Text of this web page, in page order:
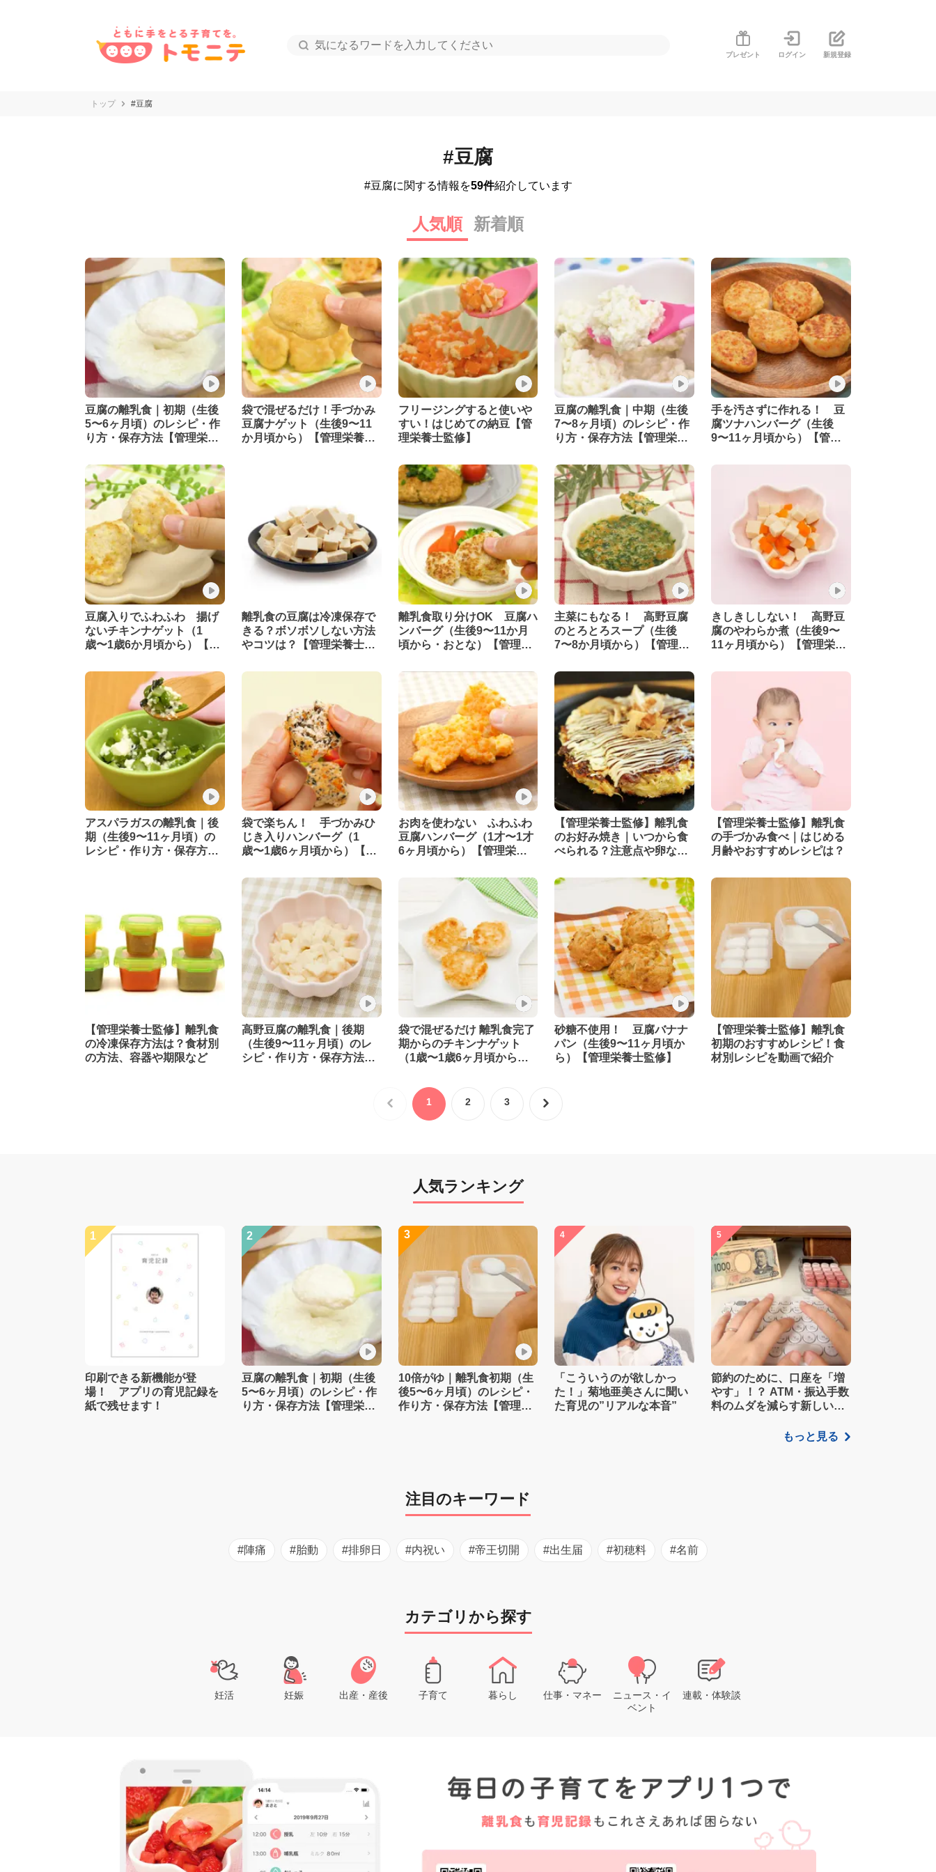
プレゼント ログイン 新規登録
トップ #豆腐
#豆腐
#豆腐に関する情報を59件紹介しています
人気順 新着順
豆腐の離乳食｜初期（生後
5〜6ヶ月頃）のレシピ・作
り方・保存方法【管理栄養
袋で混ぜるだけ！手づかみ
豆腐ナゲット（生後9〜11
か月頃から）【管理栄養士
フリージングすると使いや
すい！はじめての納豆【管
理栄養士監修】
豆腐の離乳食｜中期（生後
7〜8ヶ月頃）のレシピ・作
り方・保存方法【管理栄養
手を汚さずに作れる！ 豆
腐ツナハンバーグ（生後
9〜11ヶ月頃から）【管理
豆腐入りでふわふわ 揚げ
ないチキンナゲット（1
歳〜1歳6か月頃から）【管
離乳食の豆腐は冷凍保存で
きる？ボソボソしない方法
やコツは？【管理栄養士監
離乳食取り分けOK 豆腐ハ
ンバーグ（生後9〜11か月
頃から・おとな）【管理栄
主菜にもなる！ 高野豆腐
のとろとろスープ（生後
7〜8か月頃から）【管理栄
きしきししない！ 高野豆
腐のやわらか煮（生後9〜
11ヶ月頃から）【管理栄養
アスパラガスの離乳食｜後
期（生後9〜11ヶ月頃）の
レシピ・作り方・保存方法
袋で楽ちん！ 手づかみひ
じき入りハンバーグ（1
歳〜1歳6ヶ月頃から）【管
お肉を使わない ふわふわ
豆腐ハンバーグ（1才〜1才
6ヶ月頃から）【管理栄養
【管理栄養士監修】離乳食
のお好み焼き｜いつから食
べられる？注意点や卵なし
【管理栄養士監修】離乳食
の手づかみ食べ｜はじめる
月齢やおすすめレシピは？
【管理栄養士監修】離乳食
の冷凍保存方法は？食材別
の方法、容器や期限など
高野豆腐の離乳食｜後期
（生後9〜11ヶ月頃）のレ
シピ・作り方・保存方法
袋で混ぜるだけ 離乳食完了
期からのチキンナゲット
（1歳〜1歳6ヶ月頃から）
砂糖不使用！ 豆腐バナナ
パン（生後9〜11ヶ月頃か
ら）【管理栄養士監修】
【管理栄養士監修】離乳食
初期のおすすめレシピ！食
材別レシピを動画で紹介
1 2 3
人気ランキング
1
印刷できる新機能が登
場！ アプリの育児記録を
紙で残せます！
2
豆腐の離乳食｜初期（生後
5〜6ヶ月頃）のレシピ・作
り方・保存方法【管理栄養
3
10倍がゆ｜離乳食初期（生
後5〜6ヶ月頃）のレシピ・
作り方・保存方法【管理栄
4
「こういうのが欲しかっ
た！」菊地亜美さんに聞い
た育児の”リアルな本音”
5
節約のために、口座を「増
やす」！？ ATM・振込手数
料のムダを減らす新しい家
もっと見る
注目のキーワード
#陣痛 #胎動 #排卵日 #内祝い #帝王切開 #出生届 #初穂料 #名前
カテゴリから探す
妊活 妊娠 出産・産後 子育て 暮らし 仕事・マネー
ニュース・イ
ベント
連載・体験談